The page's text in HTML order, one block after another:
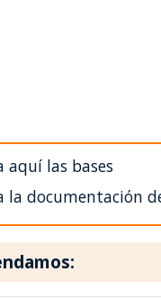
aquí las bases
la documentación